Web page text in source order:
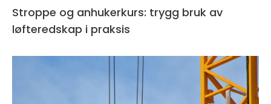
Stroppe og anhukerkurs: trygg bruk av
løfteredskap i praksis